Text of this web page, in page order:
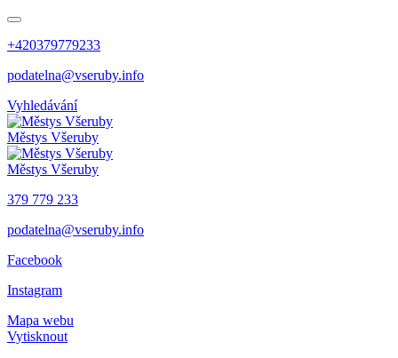
+420379779233
podatelna@vseruby.info
Vyhledávání
Městys Všeruby
Městys Všeruby
379 779 233
podatelna@vseruby.info
Facebook
Instagram
Mapa webu
Vytisknout